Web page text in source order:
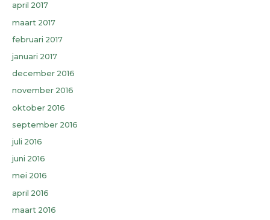
april 2017
maart 2017
februari 2017
januari 2017
december 2016
november 2016
oktober 2016
september 2016
juli 2016
juni 2016
mei 2016
april 2016
maart 2016